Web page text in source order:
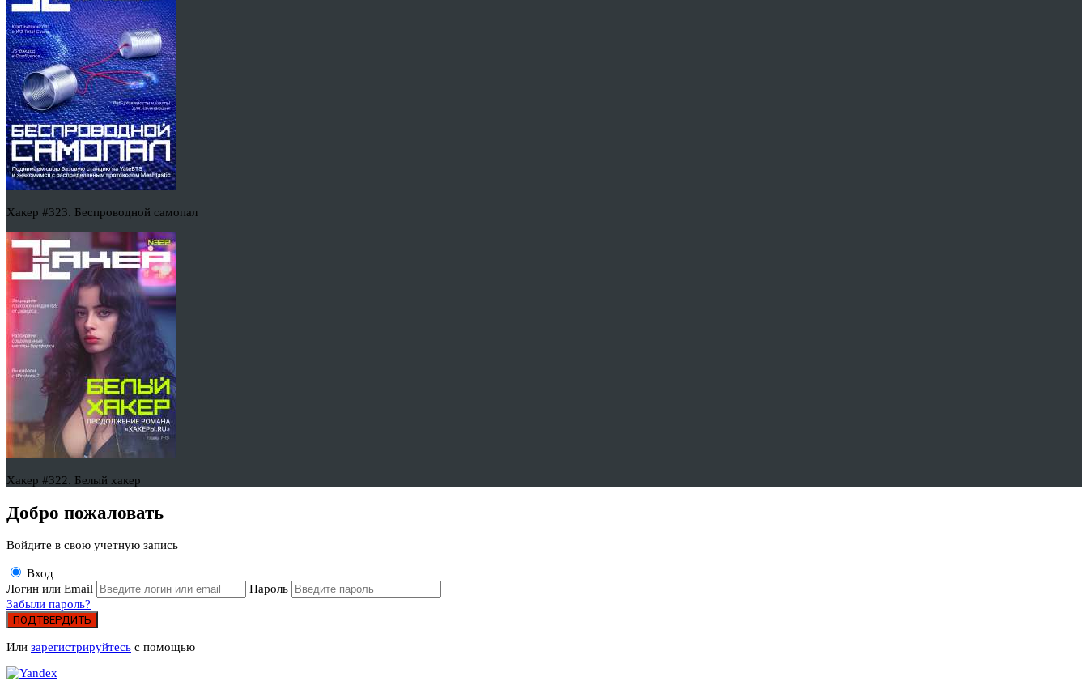
Хакер #323. Беспроводной самопал
Хакер #322. Белый хакер
Добро пожаловать
Войдите в свою учетную запись
Вход
Логин или Email
Пароль
Забыли пароль?
ПОДТВЕРДИТЬ
Или зарегистрируйтесь с помощью